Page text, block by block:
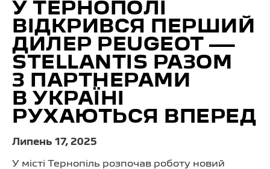
У ТЕРНОПОЛІ
ВІДКРИВСЯ ПЕРШИЙ
ДИЛЕР PEUGEOT —
STELLANTIS РАЗОМ
З ПАРТНЕРАМИ
В УКРАЇНІ
РУХАЮТЬСЯ ВПЕРЕД
Липень 17, 2025
У місті Тернопіль розпочав роботу новий